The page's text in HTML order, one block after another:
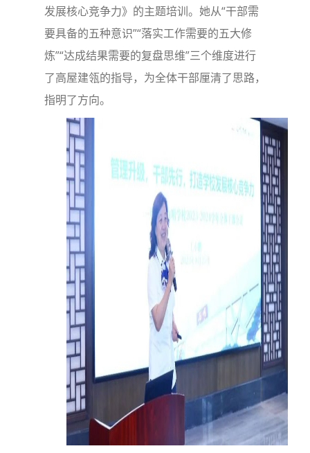
发展核心竞争力》的主题培训。她从“干部需
要具备的五种意识”“落实工作需要的五大修
炼”“达成结果需要的复盘思维”三个维度进行
了高屋建瓴的指导，为全体干部厘清了思路，
指明了方向。